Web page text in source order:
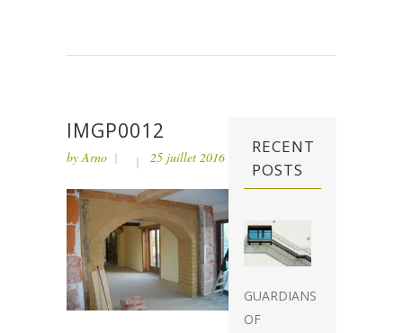
IMGP0012
byArno 25 juillet 2016
RECENT
POSTS
GUARDIANS
OF